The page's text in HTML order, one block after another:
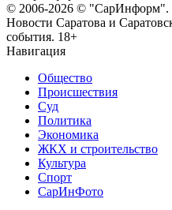
© 2006-2026 © "СарИнформ".
Новости Саратова и
события. 18+
Навигация
Общество
Происшествия
Суд
Политика
Экономика
ЖКХ и строительство
Культура
Спорт
СарИнФото